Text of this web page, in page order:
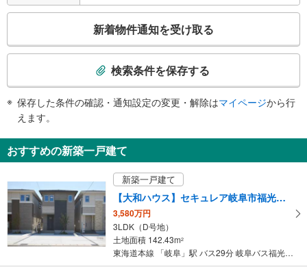
・各ホーム⇔各改札
トイレ
スロープ
・アスティ岐阜方面通路
検
知
を
け
取
る
・
条
新着物件通知を受け取る
検索条件を保存する
保存した条件の確認・通知設定の変更・解除はマイページから行
えます。
おすすめの新築一戸建て
新築一戸建て
【大和ハウス】セキュレア岐阜市福光東 （分譲住宅）
3,580万円
3LDK（D号地）
土地面積 142.43m2
東海道本線 「岐阜」駅 バス29分 岐阜バス福光3丁目 バス停下車 徒歩4分